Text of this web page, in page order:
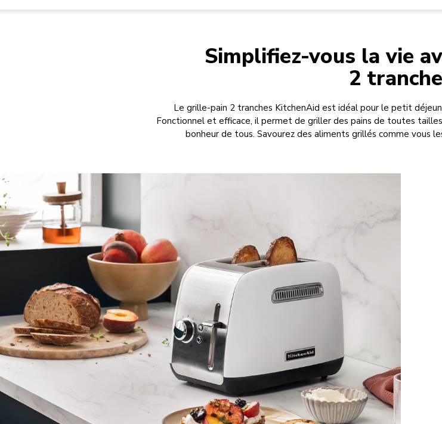
Simplifiez-vous la vie
2
Le grille-pain 2 tranches KitchenAid est idéal pour le petit
Fonctionnel et efficace, il permet de griller des pains de toutes
bonheur de tous. Savourez des aliments grillés comme vous